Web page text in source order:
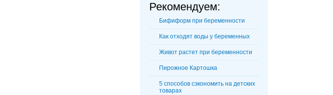
Рекомендуем:
Бифиформ при беременности
Как отходят воды у беременных
Живот растет при беременности
Пирожное Картошка
5 способов сэкономить на детских
товарах